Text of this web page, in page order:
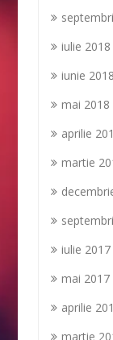
iulie 2018
iunie 2018
mai 2018
aprilie
martie
iulie 2017
mai 2017
aprilie
martie